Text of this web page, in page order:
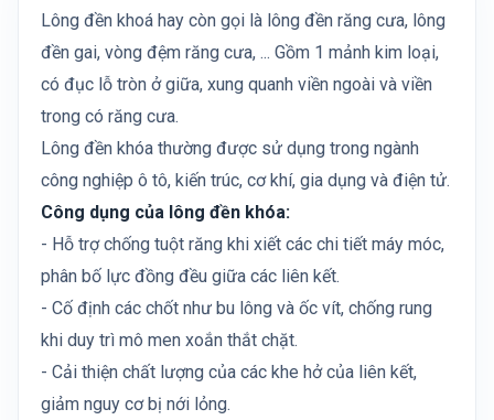
Lông đền khoá hay còn gọi là lông đền răng cưa, lông
đền gai, vòng đệm răng cưa, ... Gồm 1 mảnh kim loại,
có đục lỗ tròn ở giữa, xung quanh viền ngoài và viền
trong có răng cưa.
Lông đền khóa thường được sử dụng trong ngành
công nghiệp ô tô, kiến trúc, cơ khí, gia dụng và điện tử.
Công dụng của lông đền khóa:
- Hỗ trợ chống tuột răng khi xiết các chi tiết máy móc,
phân bố lực đồng đều giữa các liên kết.
- Cố định các chốt như bu lông và ốc vít, chống rung
khi duy trì mô men xoắn thắt chặt.
- Cải thiện chất lượng của các khe hở của liên kết,
giảm nguy cơ bị nới lỏng.